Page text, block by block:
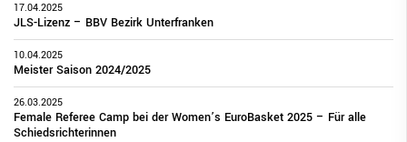
17.04.2025
JLS-Lizenz – BBV Bezirk Unterfranken
10.04.2025
Meister Saison 2024/2025
26.03.2025
Female Referee Camp bei der Women’s EuroBasket 2025 – Für alle
Schiedsrichterinnen